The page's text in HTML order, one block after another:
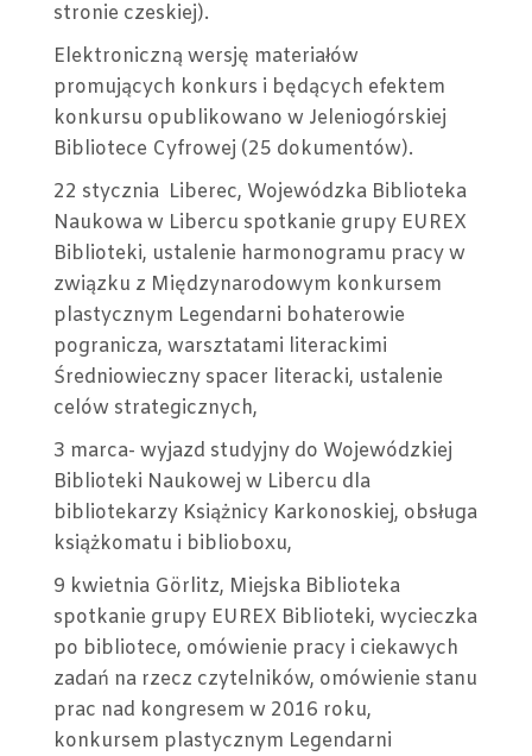
stronie czeskiej).
Elektroniczną wersję materiałów
promujących konkurs i będących efektem
konkursu opublikowano w Jeleniogórskiej
Bibliotece Cyfrowej (25 dokumentów).
22 stycznia Liberec, Wojewódzka Biblioteka
Naukowa w Libercu spotkanie grupy EUREX
Biblioteki, ustalenie harmonogramu pracy w
związku z Międzynarodowym konkursem
plastycznym Legendarni bohaterowie
pogranicza, warsztatami literackimi
Średniowieczny spacer literacki, ustalenie
celów strategicznych,
3 marca- wyjazd studyjny do Wojewódzkiej
Biblioteki Naukowej w Libercu dla
bibliotekarzy Książnicy Karkonoskiej, obsługa
książkomatu i biblioboxu,
9 kwietnia Görlitz, Miejska Biblioteka
spotkanie grupy EUREX Biblioteki, wycieczka
po bibliotece, omówienie pracy i ciekawych
zadań na rzecz czytelników, omówienie stanu
prac nad kongresem w 2016 roku,
konkursem plastycznym Legendarni